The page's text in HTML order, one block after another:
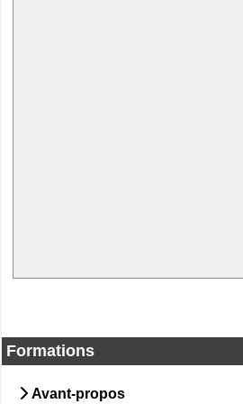
Formations
Avant-propos